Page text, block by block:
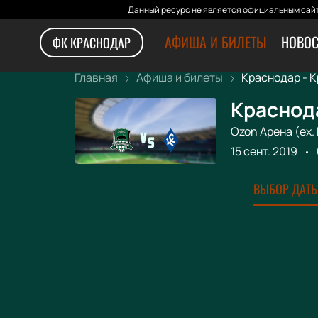
Данный ресурс не является официальным
ФК КРАСНОДАР АФИША И БИЛЕТЫ
Главная Афиша и билеты Краснодар -
Ozon Арена
15 сент. 2019
ВЫБОР